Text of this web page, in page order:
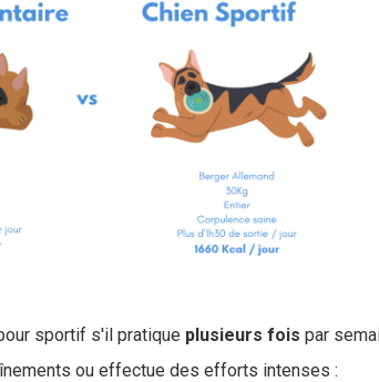
sportif s'il pratique plusieurs fois par
ou effectue des efforts intenses :